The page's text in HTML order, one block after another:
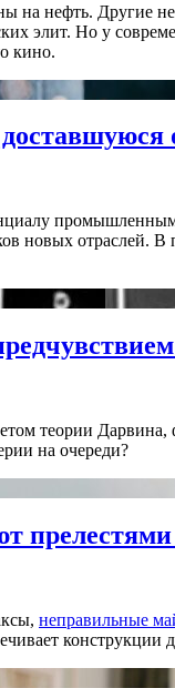
нефть. Другие
элит. Но у
кино.
новых
теории
на очереди?
прелестями
неправильные
конструкции